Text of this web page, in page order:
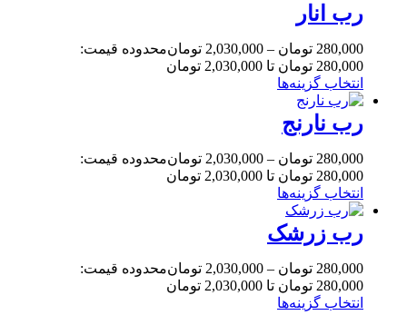
رب انار
280,000 تومان –
2,030,000 تومانمحدوده قیمت:
280,000 تومان تا 2,030,000 تومان
انتخاب گزینه‌ها
رب نارنج
280,000 تومان –
2,030,000 تومانمحدوده قیمت:
280,000 تومان تا 2,030,000 تومان
انتخاب گزینه‌ها
رب زرشک
280,000 تومان –
2,030,000 تومانمحدوده قیمت:
280,000 تومان تا 2,030,000 تومان
انتخاب گزینه‌ها